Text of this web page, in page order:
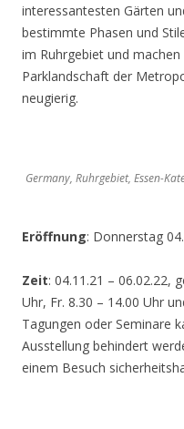
interessantesten Gärten
bestimmte Phasen und
im Ruhrgebiet und
Parklandschaft der
neugierig.
Germany, Ruhrgebiet, Essen-
Eröffnung: Donnerstag
Zeit: 04.11.21 – 06.02.22,
Uhr, Fr. 8.30 – 14.00 Uhr
Tagungen oder Seminare
Ausstellung behindert
einem Besuch